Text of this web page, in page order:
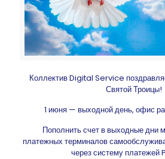
Коллектив Digital Service
Святой Троицы!
1 июня — выходной день, офис
Пополнить счет в выходные
платежных терминалов
через систему